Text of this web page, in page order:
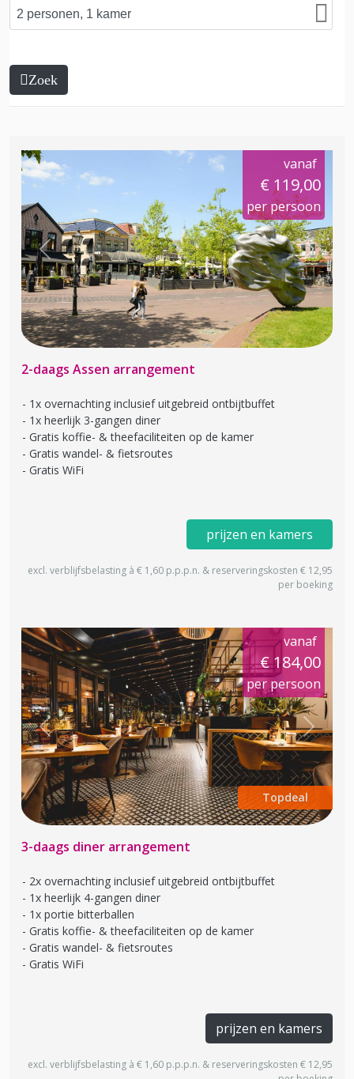
Zoek
vanaf
€ 119,00
per persoon
Previous Next
2-daags Assen arrangement
1x overnachting inclusief uitgebreid ontbijtbuffet
1x heerlijk 3-gangen diner
Gratis koffie- & theefaciliteiten op de kamer
Gratis wandel- & fietsroutes
Gratis WiFi
prijzen en kamers
excl. verblijfsbelasting à € 1,60 p.p.p.n. & reserveringskosten € 12,95
per boeking
vanaf
€ 184,00
per persoon
Topdeal
Previous Next
3-daags diner arrangement
2x overnachting inclusief uitgebreid ontbijtbuffet
1x heerlijk 4-gangen diner
1x portie bitterballen
Gratis koffie- & theefaciliteiten op de kamer
Gratis wandel- & fietsroutes
Gratis WiFi
prijzen en kamers
excl. verblijfsbelasting à € 1,60 p.p.p.n. & reserveringskosten € 12,95